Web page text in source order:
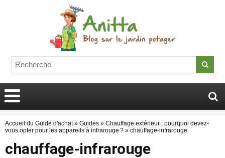
Accueil du Guide d'achat» Guides » Chauffage extérieur : pourquoi devez-
vous opter pour les appareils à infrarouge ? » chauffage-infrarouge
chauffage-infrarouge